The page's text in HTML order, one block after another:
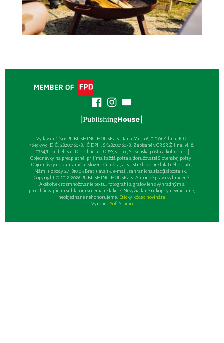
Vydavateľsťvo: PUBLISHING HOUSE a.s., Jána Milca 6, 010 01 Žilina, IČO:
46495959, DIČ: 2820016078, IČ DPH: SK2820016078, Zapísané v OR SR Žilina: vl. č.
10764/L, oddiel: Sa | Distribúcia: TOPAS, s. r. o., Slovenská pošta a kolportéri |
Objednávky na predplatné: prijíma každá pošta a doručovateľ Slovenskej pošty |
Objednávky do zahraničia: Slovenská pošta, a. s., Stredisko predplatného tlače,
Nám. slobody 27, 810 05 Bratislava 15, e-mail:zahranicna.tlac@slposta.sk. |
Copyright © 2012-2026 PUBLISHING HOUSE a.s. Autorské práva vyhradené.
Akékoľvek rozmnožovanie textu, fotografií a grafov len s výhradným a
predchádzajúcim súhlasom vedenia redakcie. Nevyžiadané rukopisy nevraciame,
neobjednané nehonorujeme. Etický kódex novinára
VyrobiloSoft Studio